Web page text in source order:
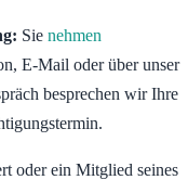
Sie nehmen
E-Mail oder über unser
besprechen wir Ihre
oder ein Mitglied seines